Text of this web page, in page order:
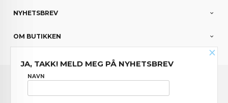
NYHETSBREV
OM BUTIKKEN
FRAKT
×
JA, TAKK! MELD MEG PÅ NYHETSBREV
NAVN